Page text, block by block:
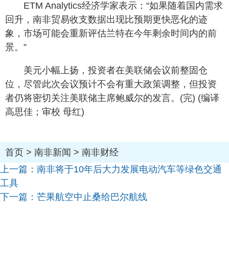
ETM Analytics经济学家表示：“如果随着国内需求
回升，南非贸易收支数据出现比预期更快恶化的迹
象，市场可能会重新评估兰特在今年剩余时间内的前
景。”
美元小幅上扬，投资者在美联储会议前整固仓
位，尽管此次会议预计不会有重大政策调整，但投资
者仍将密切关注美联储主席鲍威尔的发言。(完) (编译
高思佳；审校 母红)
首页 > 南非新闻 > 南非财经
上一篇： 南非将于10年后大力发展电动汽车等绿色交通
工具
下一篇： 芒果航空中止桑给巴尔航线